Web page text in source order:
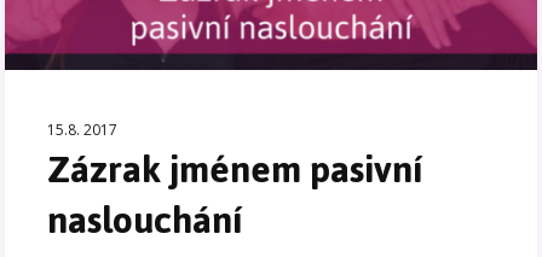
15.8. 2017
Zázrak jménem pasivní
naslouchání